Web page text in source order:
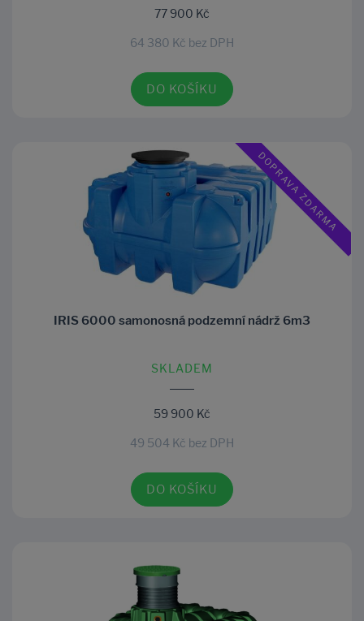
77 900 Kč
64 380 Kč bez DPH
DO KOŠÍKU
DOPRAVA ZDARMA
IRIS 6000 samonosná podzemní nádrž 6m3
SKLADEM
59 900 Kč
49 504 Kč bez DPH
DO KOŠÍKU